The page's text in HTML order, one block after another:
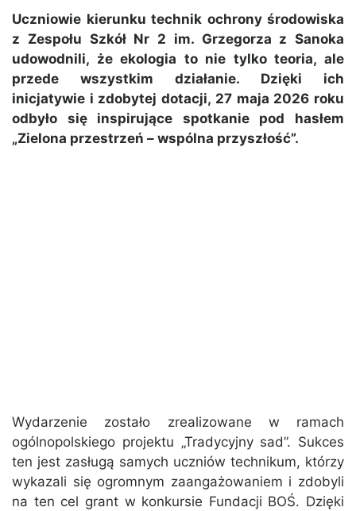
Uczniowie kierunku technik ochrony środowiska
z Zespołu Szkół Nr 2 im. Grzegorza z Sanoka
udowodnili, że ekologia to nie tylko teoria, ale
przede wszystkim działanie. Dzięki ich
inicjatywie i zdobytej dotacji, 27 maja 2026 roku
odbyło się inspirujące spotkanie pod hasłem
„Zielona przestrzeń – wspólna przyszłość”.
Wydarzenie zostało zrealizowane w ramach
ogólnopolskiego projektu „Tradycyjny sad”. Sukces
ten jest zasługą samych uczniów technikum, którzy
wykazali się ogromnym zaangażowaniem i zdobyli
na ten cel grant w konkursie Fundacji BOŚ. Dzięki